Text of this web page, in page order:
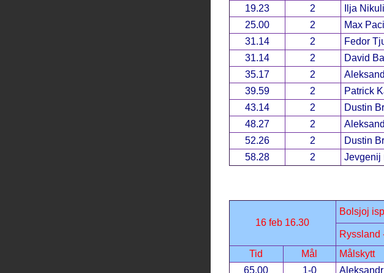
19.23
2 Ilja
25.00
2 Max
31.14
2 Fedor
31.14
2 David
35.17
2
39.59
2 Patrick
43.14
2 Dustin
48.27
2
52.26
2 Dustin
58.28
2 Jevgenij
16 feb 16.30
Bolsjoj
Ryssland
Tid
Mål Målskytt
65.00
1-0